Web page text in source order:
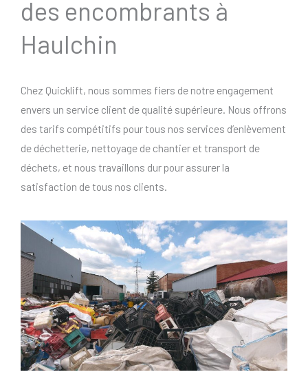
des encombrants à
Haulchin
Chez Quicklift, nous sommes fiers de notre engagement
envers un service client de qualité supérieure. Nous offrons
des tarifs compétitifs pour tous nos services d’enlèvement
de déchetterie, nettoyage de chantier et transport de
déchets, et nous travaillons dur pour assurer la
satisfaction de tous nos clients.